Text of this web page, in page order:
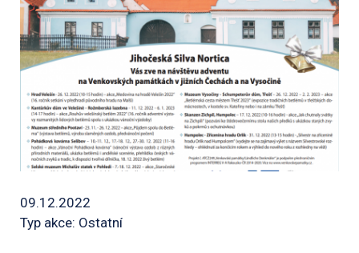
09.12.2022
Typ akce: Ostatní